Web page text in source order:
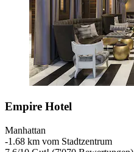
Empire Hotel
Manhattan
‐1.68 km vom Stadtzentrum